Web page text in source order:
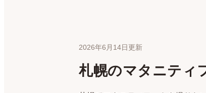
2026年6月14日更新
札幌のマタニティ